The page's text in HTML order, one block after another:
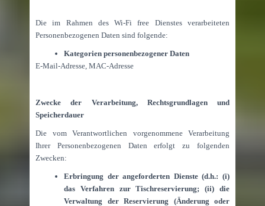
Die im Rahmen des Wi-Fi free Dienstes verarbeiteten
Personenbezogenen Daten sind folgende:
Kategorien personenbezogener Daten
E-Mail-Adresse, MAC-Adresse
Zwecke der Verarbeitung, Rechtsgrundlagen und
Speicherdauer
Die vom Verantwortlichen vorgenommene Verarbeitung
Ihrer Personenbezogenen Daten erfolgt zu folgenden
Zwecken:
Erbringung der angeforderten Dienste (d.h.: (i)
das Verfahren zur Tischreservierung; (ii) die
Verwaltung der Reservierung (Änderung oder